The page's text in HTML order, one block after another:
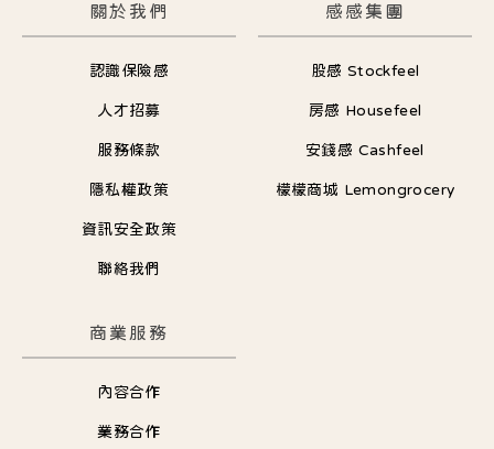
關於我們
認識保險感
人才招募
服務條款
隱私權政策
資訊安全政策
聯絡我們
感感集團
股感 Stockfeel
房感 Housefeel
安錢感 Cashfeel
檬檬商城 Lemongrocery
商業服務
內容合作
業務合作